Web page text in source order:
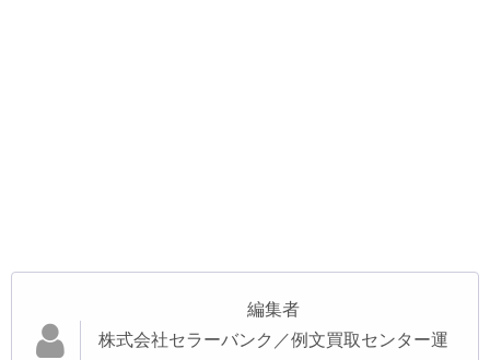
編集者
株式会社セラーバンク／例文買取センター運